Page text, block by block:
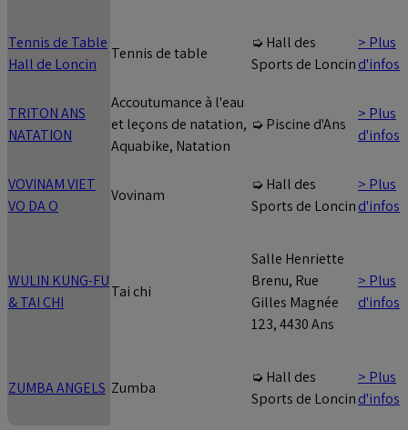
Tennis de Table
Hall de Loncin
Tennis de table
➭ Hall des
Sports de Loncin
> Plus
d'infos
TRITON ANS
NATATION
Accoutumance à l'eau
et leçons de natation,
Aquabike, Natation
➭ Piscine d'Ans
> Plus
d'infos
VOVINAM VIET
VO DA O
Vovinam
➭ Hall des
Sports de Loncin
> Plus
d'infos
WULIN KUNG-FU
& TAI CHI
Tai chi
Salle Henriette
Brenu, Rue
Gilles Magnée
123, 4430 Ans
> Plus
d'infos
ZUMBA ANGELS Zumba
➭ Hall des
Sports de Loncin
> Plus
d'infos